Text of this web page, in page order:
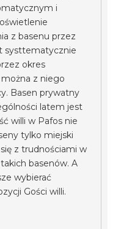
i
z basenu przez
systtematycznie
okres
z niego
Basen prywatny
latem jest
willi w Pafos nie
tylko miejski
z trudnościami w
basenów. A
wybierać
Gości willi.